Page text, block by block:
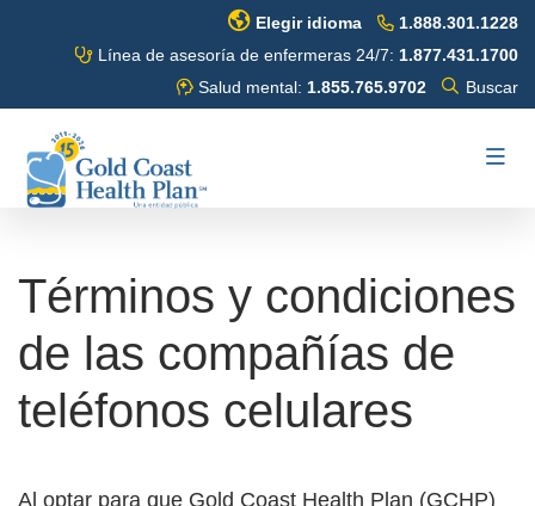
principal
Elegir idioma
1.888.301.1228
Línea de asesoría de enfermeras 24/7: 1.877.431.1700
Salud mental: 1.855.765.9702
AlternarBuscar
Buscar
Términos y condiciones
de las compañías de
teléfonos celulares
Al optar para que Gold Coast Health Plan (GCHP)